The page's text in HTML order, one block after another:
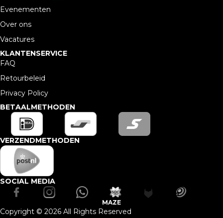
Evenementen
Over ons
Vacatures
KLANTENSERVICE
FAQ
Retourbeleid
Privacy Policy
BETAALMETHODEN
VERZENDMETHODEN
SOCIAL MEDIA
MAZE
Copyright © 2026 All Rights Reserved